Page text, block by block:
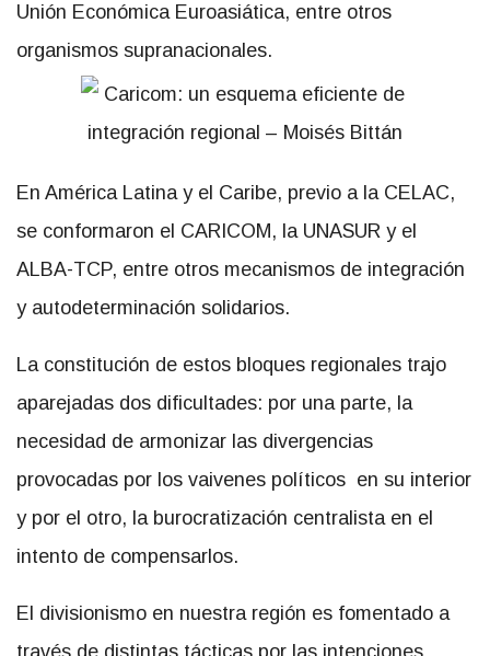
Unión Económica Euroasiática, entre otros
organismos supranacionales.
En América Latina y el Caribe, previo a la CELAC,
se conformaron el CARICOM, la UNASUR y el
ALBA-TCP, entre otros mecanismos de integración
y autodeterminación solidarios.
La constitución de estos bloques regionales trajo
aparejadas dos dificultades: por una parte, la
necesidad de armonizar las divergencias
provocadas por los vaivenes políticos en su interior
y por el otro, la burocratización centralista en el
intento de compensarlos.
El divisionismo en nuestra región es fomentado a